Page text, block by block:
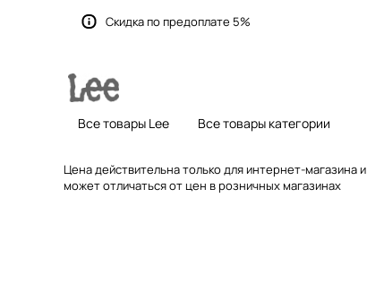
Скидка по предоплате 5%
Все товары Lee Все товары категории
Цена действительна только для интернет-магазина и
может отличаться от цен в розничных магазинах